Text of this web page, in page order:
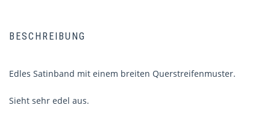
BESCHREIBUNG
Edles Satinband mit einem breiten Querstreifenmuster.
Sieht sehr edel aus.